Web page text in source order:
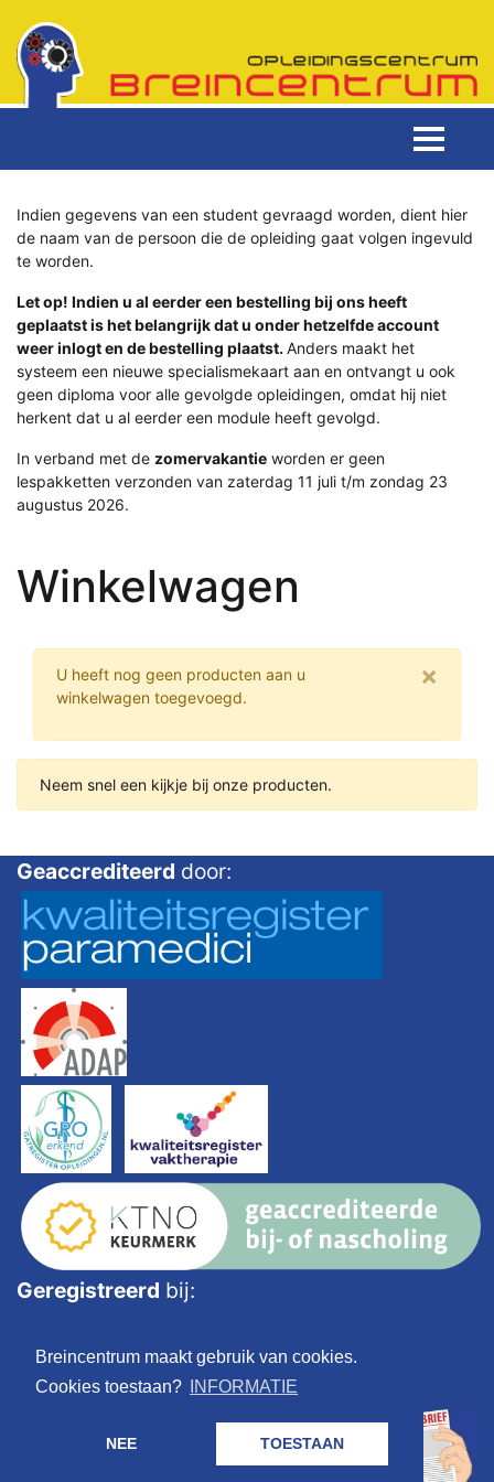
Breincentrum maakt gebruik van cookies.
Cookies toestaan?
INFORMATIE
NEE TOESTAAN
Indien gegevens van een student gevraagd worden, dient hier
de naam van de persoon die de opleiding gaat volgen ingevuld
te worden.
Let op! Indien u al eerder een bestelling bij ons heeft
geplaatst is het belangrijk dat u onder hetzelfde account
weer inlogt en de bestelling plaatst. Anders maakt het
systeem een nieuwe specialismekaart aan en ontvangt u ook
geen diploma voor alle gevolgde opleidingen, omdat hij niet
herkent dat u al eerder een module heeft gevolgd.
In verband met de zomervakantie worden er geen
lespakketten verzonden van zaterdag 11 juli t/m zondag 23
augustus 2026.
Winkelwagen
U heeft nog geen producten aan u
winkelwagen toegevoegd.
×
Neem snel een kijkje bij onze producten.
Geaccrediteerd door:
Geregistreerd bij: